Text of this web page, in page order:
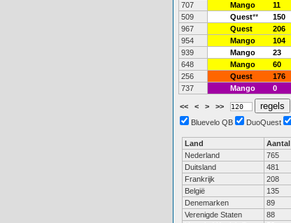
707
Mango 11
509
Quest** 150
967
Quest 206
954
Mango 104
939
Mango 23
648
Mango 60
256
Quest 176
737
Mango 0
<< < > >>
Bluevelo QB
DuoQuest
Land Aantal
Nederland
765
Duitsland
481
Frankrijk
208
België
135
Denemarken
89
Verenigde Staten
88